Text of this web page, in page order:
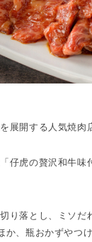
展開する人気焼肉
「仔虎の贅沢和牛
り落とし、ミソだ
か、瓶おかずやつ